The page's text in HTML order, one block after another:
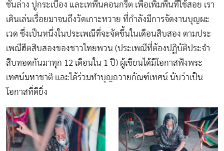
ชั้นล่าง ปูกระเบื้อง และเทพื้นคอนกรีต เพื่อเพิ่มพื้นที่ใช้สอย เรา
เดินเล่นเรื่อยมาจนถึงวัดเกาะหวาย ที่กำลังมีการจัดงานบุญผะ
เวด ซึ่งเป็นหนึ่งในประเพณีที่จะจัดขึ้นในเดือนสิบสอง ตามประ
เพณีฮีตสิบสองของชาวไทยพวน (ประเพณีที่ต้องปฏิบัติประจำ
สืบทอดกันมาทุก 12 เดือนใน 1 ปี) ผู้เขียนได้มีโอกาสฟังพระ
เทศน์มหาชาติ และได้ร่วมทำบุญถวายกัณฑ์เทศน์ นับว่าเป็น
โอกาสที่ดียิ่ง